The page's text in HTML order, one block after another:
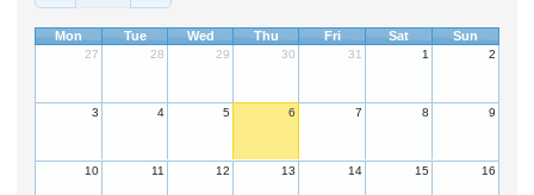
Mon Tue Wed Thu Fri Sat Sun
27 28 29 30 31 1 2
3 4 5 6 7 8 9
10 11 12 13 14 15 16